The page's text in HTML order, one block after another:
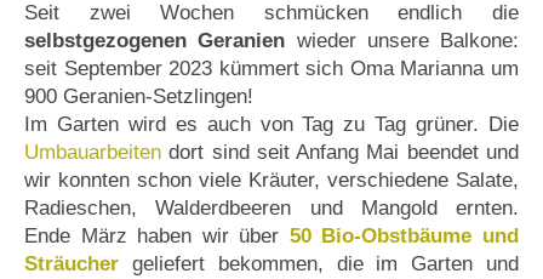
Seit zwei Wochen schmücken endlich die
selbstgezogenen Geranien wieder unsere Balkone:
seit September 2023 kümmert sich Oma Marianna um
900 Geranien-Setzlingen!
Im Garten wird es auch von Tag zu Tag grüner. Die
Umbauarbeiten dort sind seit Anfang Mai beendet und
wir konnten schon viele Kräuter, verschiedene Salate,
Radieschen, Walderdbeeren und Mangold ernten.
Ende März haben wir über 50 Bio-Obstbäume und
Sträucher geliefert bekommen, die im Garten und